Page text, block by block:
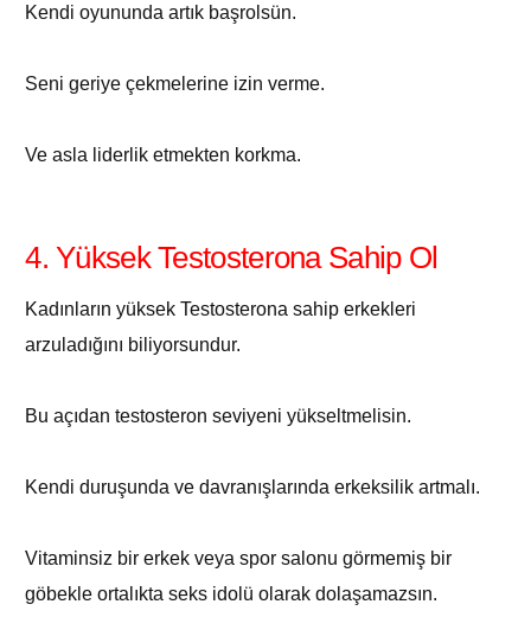
Kendi oyununda artık başrolsün.
Seni geriye çekmelerine izin verme.
Ve asla liderlik etmekten korkma.
4. Yüksek Testosterona Sahip Ol
Kadınların yüksek Testosterona sahip erkekleri
arzuladığını biliyorsundur.
Bu açıdan testosteron seviyeni yükseltmelisin.
Kendi duruşunda ve davranışlarında erkeksilik artmalı.
Vitaminsiz bir erkek veya spor salonu görmemiş bir
göbekle ortalıkta seks idolü olarak dolaşamazsın.